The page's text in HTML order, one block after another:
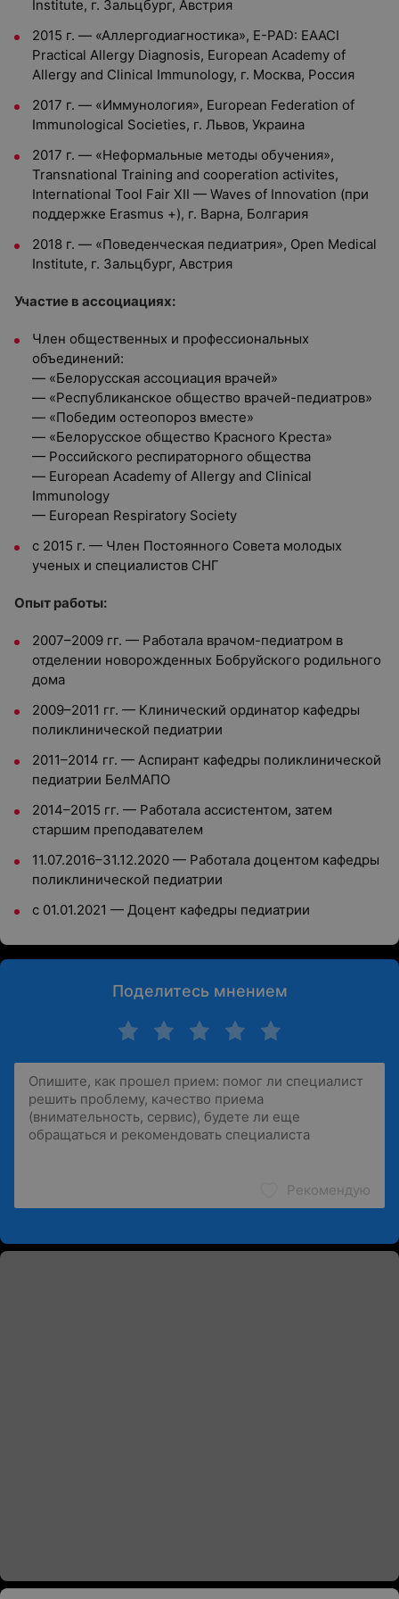
Institute, г. Зальцбург, Австрия
2015 г. — «Аллергодиагностика», E-PAD: EAACI
Practical Allergy Diagnosis, European Academy of
Allergy and Clinical Immunology, г. Москва, Россия
2017 г. — «Иммунология», European Federation of
Immunological Societies, г. Львов, Украина
2017 г. — «Неформальные методы обучения»,
Transnational Training and cooperation activites,
International Tool Fair XII — Waves of Innovation (при
поддержке Erasmus +), г. Варна, Болгария
2018 г. — «Поведенческая педиатрия», Open Medical
Institute, г. Зальцбург, Австрия
Участие в ассоциациях:
Член общественных и профессиональных
объединений:
— «Белорусская ассоциация врачей»
— «Республиканское общество врачей-педиатров»
— «Победим остеопороз вместе»
— «Белорусское общество Красного Креста»
— Российского респираторного общества
— European Academy of Allergy and Clinical
Immunology
— European Respiratory Society
с 2015 г. — Член Постоянного Совета молодых
ученых и специалистов СНГ
Опыт работы:
2007–2009 гг. — Работала врачом-педиатром в
отделении новорожденных Бобруйского родильного
дома
2009–2011 гг. — Клинический ординатор кафедры
поликлинической педиатрии
2011–2014 гг. — Аспирант кафедры поликлинической
педиатрии БелМАПО
2014–2015 гг. — Работала ассистентом, затем
старшим преподавателем
11.07.2016–31.12.2020 — Работала доцентом кафедры
поликлинической педиатрии
с 01.01.2021 — Доцент кафедры педиатрии
Поделитесь мнением
Рекомендую